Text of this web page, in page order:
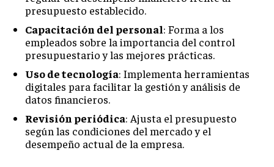
ÉTICA EMPRESARIAL Y RESPONSABILIDAD
SOCIAL
BLOG
Ricardo Mendoza
Soy Ricardo Mendoza, periodista de negocios e
presupuesto establecido.
Capacitación del personal: Forma a los
empleados sobre la importancia del control
presupuestario y las mejores prácticas.
Uso de tecnología: Implementa herramientas
digitales para facilitar la gestión y análisis de
datos financieros.
Revisión periódica: Ajusta el presupuesto
según las condiciones del mercado y el
desempeño actual de la empresa.